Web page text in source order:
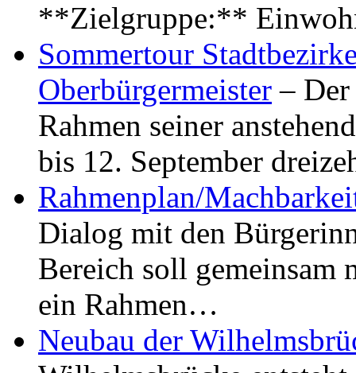
**Zielgruppe:**
Sommertour
Oberbürgermeister –
Rahmen seiner
bis 12. September
Rahmenplan/
Dialog mit den
Bereich soll gemeinsam
ein Rahmen…
Neubau der